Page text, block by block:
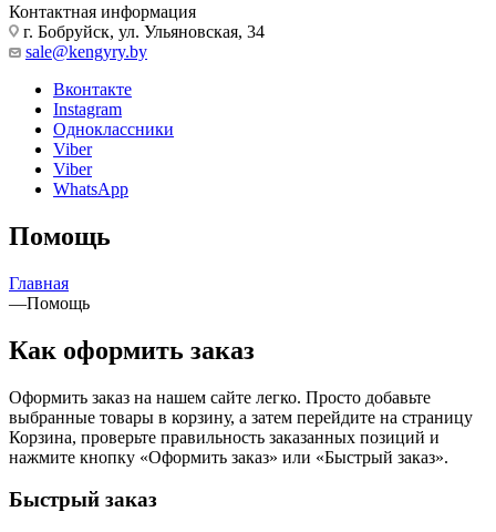
Контактная информация
г. Бобруйск, ул. Ульяновская, 34
sale@kengyry.by
Вконтакте
Instagram
Одноклассники
Viber
Viber
WhatsApp
Помощь
Главная
—Помощь
Как оформить заказ
Оформить заказ на нашем сайте легко. Просто добавьте
выбранные товары в корзину, а затем перейдите на страницу
Корзина, проверьте правильность заказанных позиций и
нажмите кнопку «Оформить заказ» или «Быстрый заказ».
Быстрый заказ